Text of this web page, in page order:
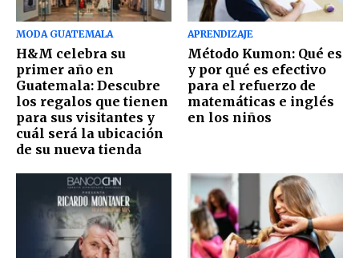
MODA GUATEMALA
H&M celebra su
primer año en
Guatemala: Descubre
los regalos que tienen
para sus visitantes y
cuál será la ubicación
de su nueva tienda
APRENDIZAJE
Método Kumon: Qué es
y por qué es efectivo
para el refuerzo de
matemáticas e inglés
en los niños